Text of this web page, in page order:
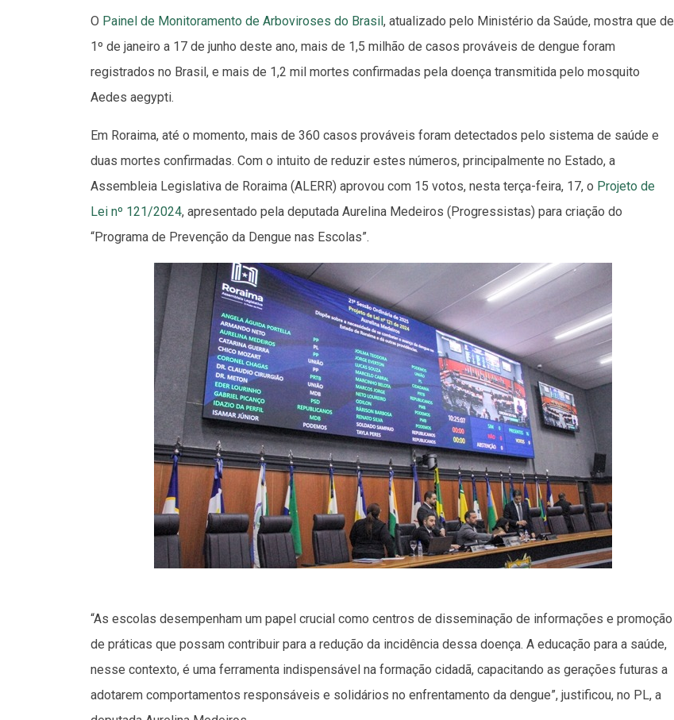
O Painel de Monitoramento de Arboviroses do Brasil, atualizado pelo Ministério da Saúde, mostra que de
1º de janeiro a 17 de junho deste ano, mais de 1,5 milhão de casos prováveis de dengue foram
registrados no Brasil, e mais de 1,2 mil mortes confirmadas pela doença transmitida pelo mosquito
Aedes aegypti.
Em Roraima, até o momento, mais de 360 casos prováveis foram detectados pelo sistema de saúde e
duas mortes confirmadas. Com o intuito de reduzir estes números, principalmente no Estado, a
Assembleia Legislativa de Roraima (ALERR) aprovou com 15 votos, nesta terça-feira, 17, o Projeto de
Lei nº 121/2024, apresentado pela deputada Aurelina Medeiros (Progressistas) para criação do
“Programa de Prevenção da Dengue nas Escolas”.
“As escolas desempenham um papel crucial como centros de disseminação de informações e promoção
de práticas que possam contribuir para a redução da incidência dessa doença. A educação para a saúde,
nesse contexto, é uma ferramenta indispensável na formação cidadã, capacitando as gerações futuras a
adotarem comportamentos responsáveis e solidários no enfrentamento da dengue”, justificou, no PL, a